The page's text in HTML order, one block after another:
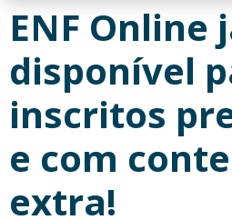
ENF Online
disponível
inscritos
e com
extra!